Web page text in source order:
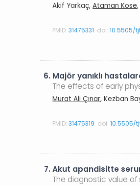
Akif Yarkaç,Ataman Kose
PMID:31475331 doi:10.5505/
6. Majör yanıklı
The effects of early
Murat Ali Çınar, Kezban
PMID:31475319 doi:10.5505/
7.Akut apandisitte
The diagnostic value